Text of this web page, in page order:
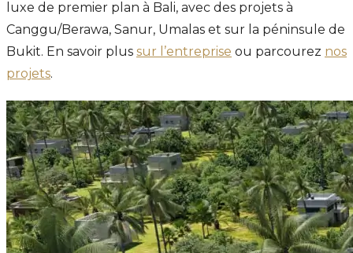
luxe de premier plan à Bali, avec des projets à
Canggu/Berawa, Sanur, Umalas et sur la péninsule de
Bukit. En savoir plus sur l’entreprise ou parcourez nos
projets.